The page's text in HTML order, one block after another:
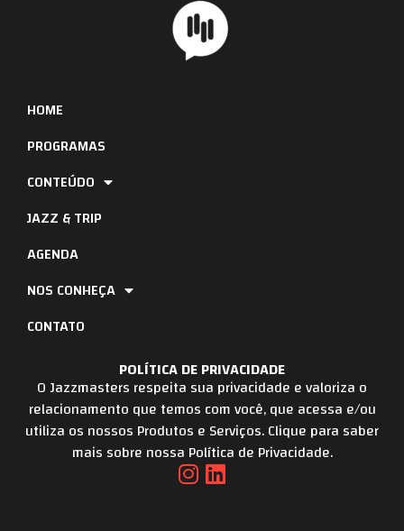
POLÍTICA DE PRIVACIDADE
O Jazzmasters respeita sua privacidade e valoriza o
relacionamento que temos com você, que acessa e/ou
utiliza os nossos Produtos e Serviços. Clique para saber
mais sobre nossa Política de Privacidade.
HOME
PROGRAMAS
CONTEÚDO
JAZZ & TRIP
AGENDA
NOS CONHEÇA
CONTATO